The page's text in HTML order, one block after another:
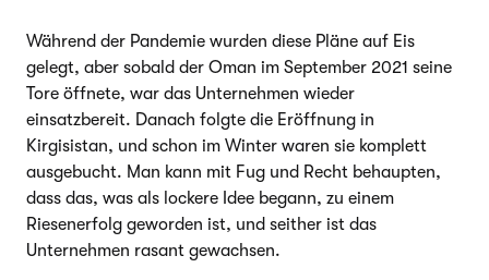
Während der Pandemie wurden diese Pläne auf Eis
gelegt, aber sobald der Oman im September 2021 seine
Tore öffnete, war das Unternehmen wieder
einsatzbereit. Danach folgte die Eröffnung in
Kirgisistan, und schon im Winter waren sie komplett
ausgebucht. Man kann mit Fug und Recht behaupten,
dass das, was als lockere Idee begann, zu einem
Riesenerfolg geworden ist, und seither ist das
Unternehmen rasant gewachsen.